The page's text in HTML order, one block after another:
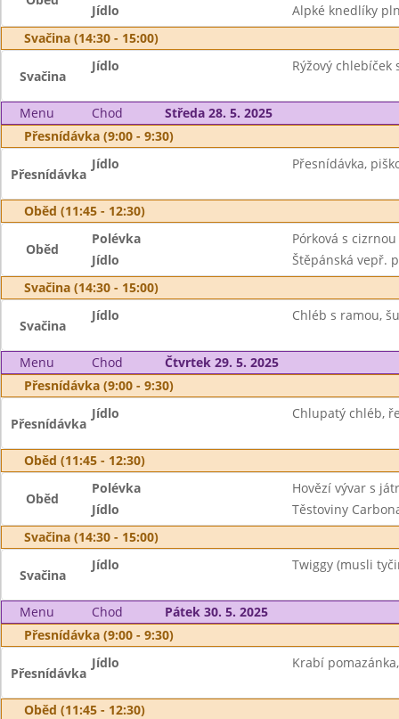
Jídlo
Alpké knedlíky
Svačina (14:30 - 15:00)
Svačina
Jídlo Rýžový chlebíček
Menu Chod
Středa 28. 5. 2025
Přesnídávka (9:00 - 9:30)
Přesnídávka
Jídlo Přesnídávka,
Oběd (11:45 - 12:30)
Oběd
Polévka
Pórková s
Jídlo
Štěpánská vepř.
Svačina (14:30 - 15:00)
Svačina
Jídlo Chléb s ramou,
Menu Chod
Čtvrtek 29. 5. 2025
Přesnídávka (9:00 - 9:30)
Přesnídávka
Jídlo Chlupatý chléb,
Oběd (11:45 - 12:30)
Oběd
Polévka
Hovězí vývar s
Jídlo
Těstoviny
Svačina (14:30 - 15:00)
Svačina
Jídlo Twiggy (musli
Menu Chod
Pátek 30. 5. 2025
Přesnídávka (9:00 - 9:30)
Přesnídávka
Jídlo Krabí
Oběd (11:45 - 12:30)